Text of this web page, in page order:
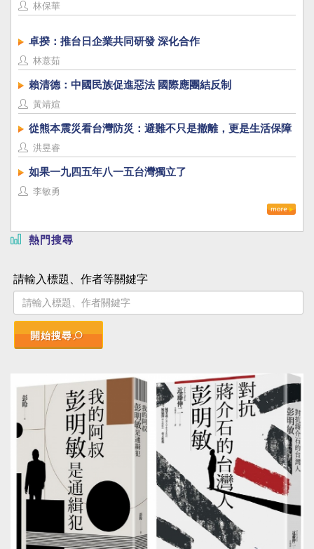
林保華
卓揆：推台日企業共同研發 深化合作
林薏茹
賴清德：中國民族促進惡法 國際應團結反制
黃靖媗
從熊本震災看台灣防災：避難不只是撤離，更是生活保障
洪昱睿
如果一九四五年八一五台灣獨立了
李敏勇
熱門搜尋
請輸入標題、作者等關鍵字
開始搜尋